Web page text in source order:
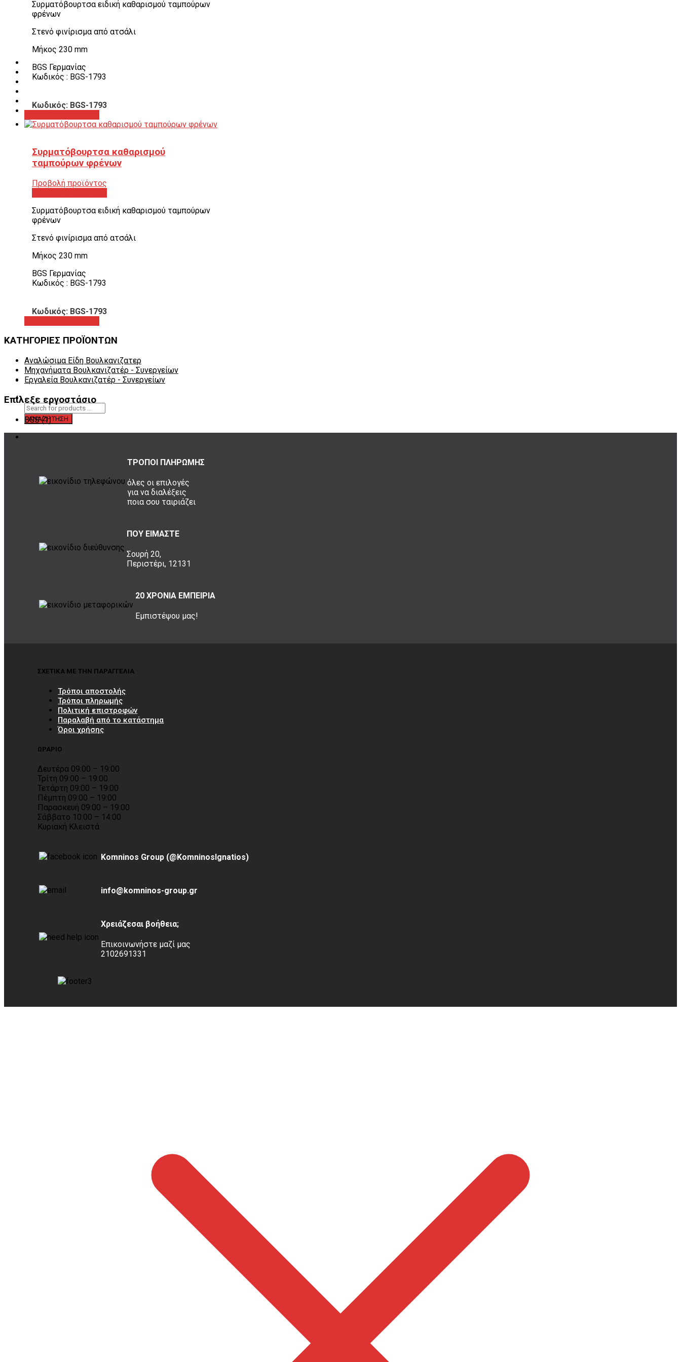
Λεβιέδες – Σταυροί
Εργαλεία χειρός συνεργείου
Αναλώσιμα Είδη Συνεργείου
ΚΑΤΑΛΟΓΟΣ
DOWNLOADS
VIDEO & ΝΕΑ
B2B
ΕΝ
Συρματόβουρτσα ειδική καθαρισμού ταμπούρων
φρένων
Στενό φινίρισμα από ατσάλι
Μήκος 230 mm
BGS Γερμανίας
Κωδικός : BGS-1793
Κωδικός: BGS-1793
Συρματόβουρτσα καθαρισμού
ταμπούρων φρένων
Προβολή προϊόντος
Συρματόβουρτσα ειδική καθαρισμού ταμπούρων
φρένων
Στενό φινίρισμα από ατσάλι
Μήκος 230 mm
BGS Γερμανίας
Κωδικός : BGS-1793
Κωδικός: BGS-1793
ΚΑΤΗΓΟΡΙΕΣ ΠΡΟΪΟΝΤΩΝ
Αναλώσιμα Είδη Βουλκανιζατερ
Μηχανήματα Βουλκανιζατέρ - Συνεργείων
Εργαλεία Βουλκανιζατέρ - Συνεργείων
Επίλεξε εργοστάσιο
BGS (1)
ΤΡΟΠΟΙ ΠΛΗΡΩΜΗΣ
όλες οι επιλογές
για να διαλέξεις
ποια σου ταιριάζει
ΠΟΥ ΕΙΜΑΣΤΕ
Σουρή 20,
Περιστέρι, 12131
20 ΧΡΟΝΙΑ ΕΜΠΕΙΡΙΑ
Εμπιστέψου μας!
ΣΧΕΤΙΚΑ ΜΕ ΤΗΝ ΠΑΡΑΓΓΕΛΙΑ
Τρόποι αποστολής
Τρόποι πληρωμής
Πολιτική επιστροφών
Παραλαβή από το κατάστημα
Όροι χρήσης
ΩΡΑΡΙΟ
Δευτέρα 09:00 – 19:00
Τρίτη 09:00 – 19:00
Τετάρτη 09:00 – 19:00
Πέμπτη 09:00 – 19:00
Παρασκευή 09:00 – 19:00
Σάββατο 10:00 – 14:00
Κυριακή Κλειστά
Komninos Group (@KomninosIgnatios)
info@komninos-group.gr
Χρειάζεσαι βοήθεια;
Επικοινωνήστε μαζί μας
2102691331